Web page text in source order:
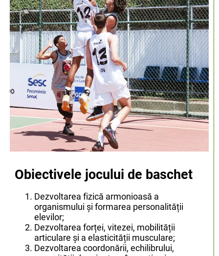
Obiectivele jocului de baschet
Dezvoltarea fizică armonioasă a
organismului și formarea personalității
elevilor;
Dezvoltarea forței, vitezei, mobilității
articulare și a elasticității musculare;
Dezvoltarea coordonării, echilibrului,